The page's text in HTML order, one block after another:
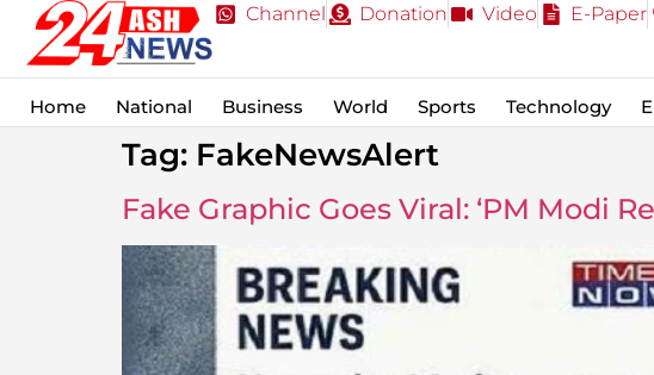
Channel Donation Video E-Paper
Home National Business World Sports Technology
Tag: FakeNewsAlert
Fake Graphic Goes Viral: ‘PM Modi